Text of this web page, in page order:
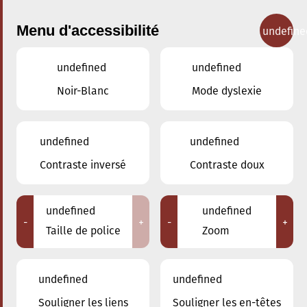
Concerts
Adresse
Menu d'accessibilité
undefined
Noir-Blanc
undefined
Mode dyslexie
undefined
Contraste inversé
undefined
Contraste doux
-
undefined
Taille de police
+ -
undefined
Zoom
+
undefined
Souligner les liens
undefined
Souligner les en-têtes